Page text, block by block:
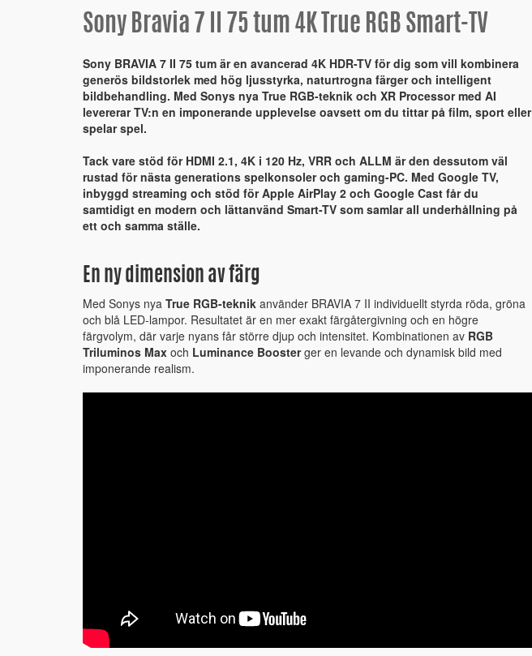
Sony Bravia 7 II 75 tum 4K True RGB Smart-TV
Sony BRAVIA 7 II 75 tum är en avancerad 4K HDR-TV för dig som vill kombinera
generös bildstorlek med hög ljusstyrka, naturtrogna färger och intelligent
bildbehandling. Med Sonys nya True RGB-teknik och XR Processor med AI
levererar TV:n en imponerande upplevelse oavsett om du tittar på film, sport eller
spelar spel.
Tack vare stöd för HDMI 2.1, 4K i 120 Hz, VRR och ALLM är den dessutom väl
rustad för nästa generations spelkonsoler och gaming-PC. Med Google TV,
inbyggd streaming och stöd för Apple AirPlay 2 och Google Cast får du
samtidigt en modern och lättanvänd Smart-TV som samlar all underhållning på
ett och samma ställe.
En ny dimension av färg
Med Sonys nya True RGB-teknik använder BRAVIA 7 II individuellt styrda röda, gröna
och blå LED-lampor. Resultatet är en mer exakt färgåtergivning och en högre
färgvolym, där varje nyans får större djup och intensitet. Kombinationen av RGB
Triluminos Max och Luminance Boosterger en levande och dynamisk bild med
imponerande realism.